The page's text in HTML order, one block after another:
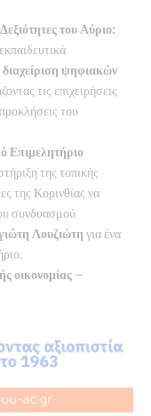
του Αύριο:
διαχείριση ψηφιακών
τις επιχειρήσεις
του
Επιμελητήριο
της τοπικής
της Κορινθίας να
συνδυασμού
Λουζιώτη για ένα
οικονομίας –